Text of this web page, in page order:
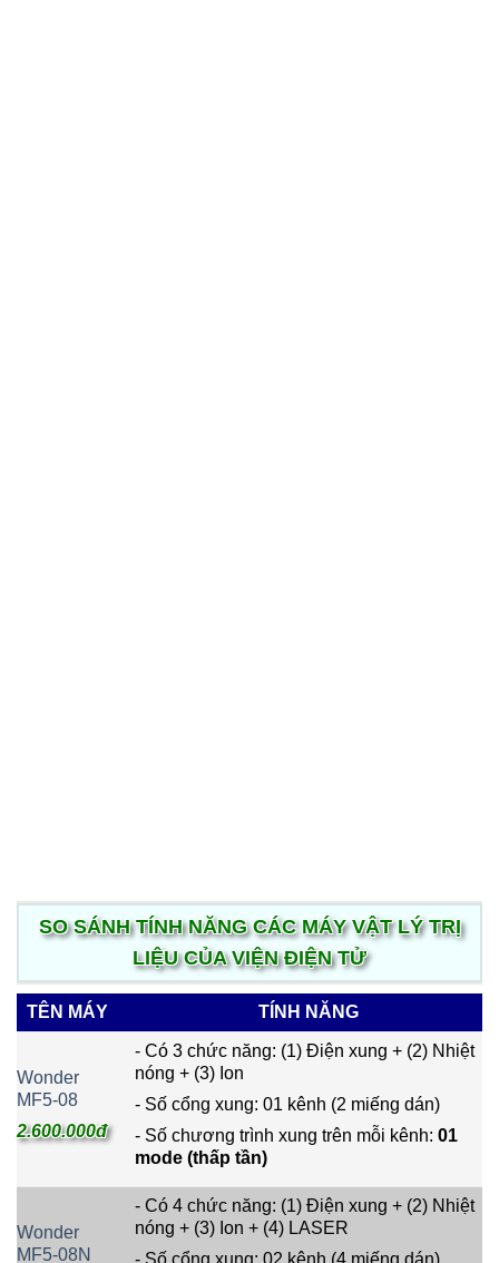
SO SÁNH TÍNH NĂNG CÁC MÁY VẬT LÝ TRỊ
LIỆU CỦA VIỆN ĐIỆN TỬ
TÊN MÁY TÍNH NĂNG
Wonder
MF5-08
2.600.000đ
- Có 3 chức năng: (1) Điện xung + (2) Nhiệt
nóng + (3) Ion
- Số cổng xung: 01 kênh (2 miếng dán)
- Số chương trình xung trên mỗi kênh: 01
mode (thấp tần)
Wonder
MF5-08N
- Có 4 chức năng: (1) Điện xung + (2) Nhiệt
nóng + (3) Ion + (4) LASER